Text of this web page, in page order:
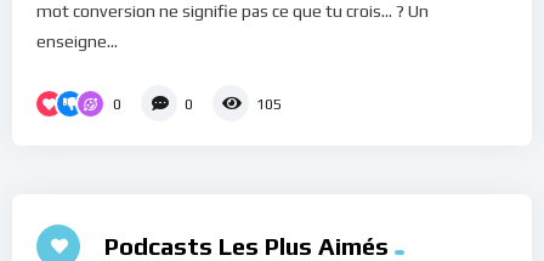
mot conversion ne signifie pas ce que tu crois... ? Un
enseigne...
0 0 105
Podcasts Les Plus Aimés